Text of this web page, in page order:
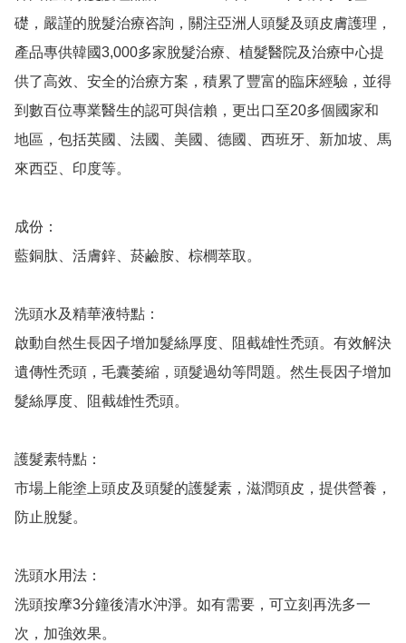
礎，嚴謹的脫髮治療咨詢，關注亞洲人頭髮及頭皮膚護理，
產品專供韓國3,000多家脫髮治療、植髮醫院及治療中心提
供了高效、安全的治療方案，積累了豐富的臨床經驗，並得
到數百位專業醫生的認可與信賴，更出口至20多個國家和
地區，包括英國、法國、美國、德國、西班牙、新加坡、馬
來西亞、印度等。
成份：
藍銅肽、活膚鋅、菸鹼胺、棕櫚萃取。
洗頭水及精華液特點：
啟動自然生長因子增加髮絲厚度、阻截雄性禿頭。有效解決
遺傳性禿頭，毛囊萎縮，頭髮過幼等問題。然生長因子增加
髮絲厚度、阻截雄性禿頭。
護髮素特點：
市場上能塗上頭皮及頭髮的護髮素，滋潤頭皮，提供營養，
防止脫髮。
洗頭水用法：
洗頭按摩3分鐘後清水沖淨。如有需要，可立刻再洗多一
次，加強效果。